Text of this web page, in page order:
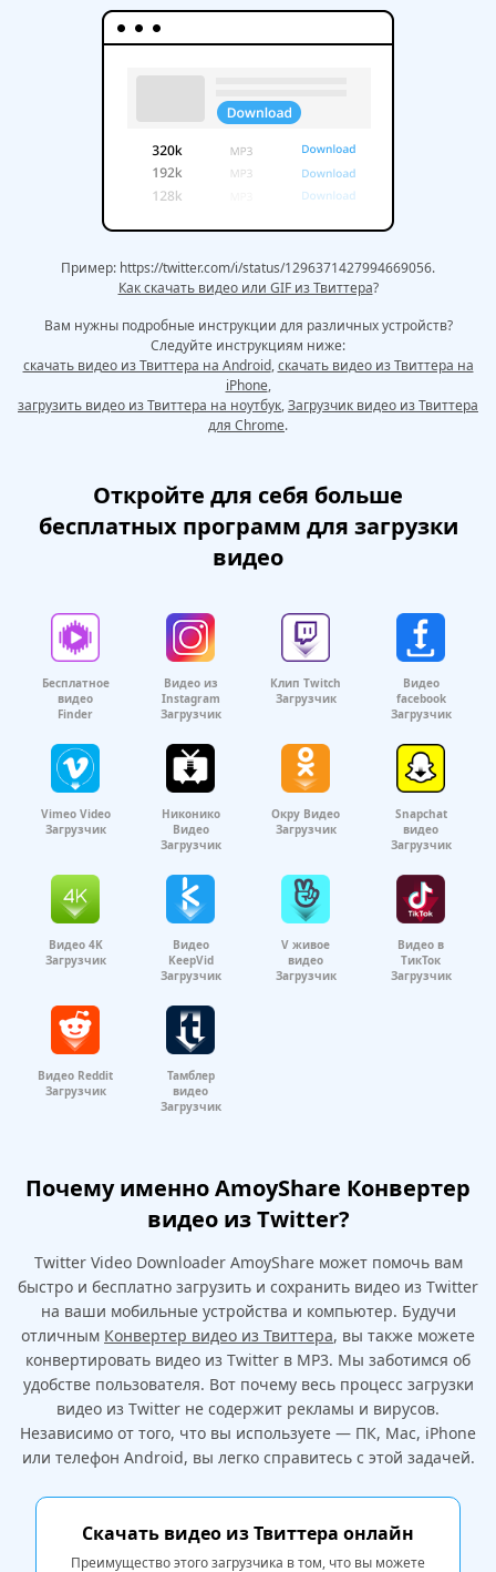
Пример: https://twitter.com/i/status/1296371427994669056.
Как скачать видео или GIF из Твиттера?
Вам нужны подробные инструкции для различных устройств?
Следуйте инструкциям ниже:
скачать видео из Твиттера на Android,скачать видео из Твиттера на
iPhone,
загрузить видео из Твиттера на ноутбук,Загрузчик видео из Твиттера
для Chrome.
Откройте для себя больше
бесплатных программ для загрузки
видео
Бесплатное
видео
Finder
Видео из
Instagram
Загрузчик
Клип Twitch
Загрузчик
Видео
facebook
Загрузчик
Vimeo Video
Загрузчик
Никонико
Видео
Загрузчик
Окру Видео
Загрузчик
Snapchat
видео
Загрузчик
Видео 4K
Загрузчик
Видео
KeepVid
Загрузчик
V живое
видео
Загрузчик
Видео в
ТикТок
Загрузчик
Видео Reddit
Загрузчик
Тамблер
видео
Загрузчик
Почему именно AmoyShare Конвертер
видео из Twitter?
Twitter Video Downloader AmoyShare может помочь вам
быстро и бесплатно загрузить и сохранить видео из Twitter
на ваши мобильные устройства и компьютер. Будучи
отличным Конвертер видео из Твиттера, вы также можете
конвертировать видео из Twitter в MP3. Мы заботимся об
удобстве пользователя. Вот почему весь процесс загрузки
видео из Twitter не содержит рекламы и вирусов.
Независимо от того, что вы используете — ПК, Mac, iPhone
или телефон Android, вы легко справитесь с этой задачей.
Скачать видео из Твиттера онлайн
Преимущество этого загрузчика в том, что вы можете